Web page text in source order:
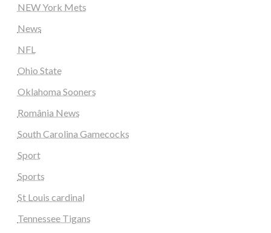
NEW York Mets
News
NFL
Ohio State
Oklahoma Sooners
România News
South Carolina Gamecocks
Sport
Sports
St Louis cardinal
Tennessee Tigans